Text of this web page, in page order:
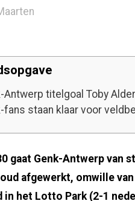
Antwerp titelgoal Toby
fans staan klaar voor
gaat Genk-Antwerp van
afgewerkt, omwille
in het Lotto Park (2-1